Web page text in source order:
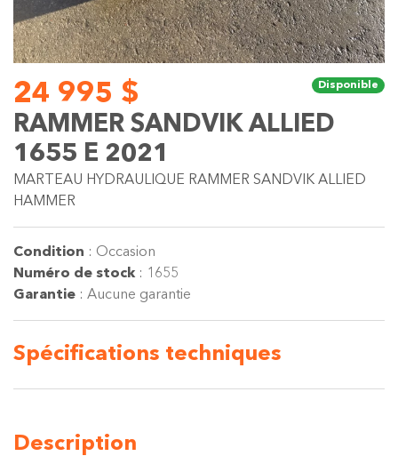
24 995 $ Disponible
RAMMER SANDVIK ALLIED
1655 E 2021
MARTEAU HYDRAULIQUE RAMMER SANDVIK ALLIED
HAMMER
Condition : Occasion
Numéro de stock : 1655
Garantie : Aucune garantie
Spécifications techniques
Description